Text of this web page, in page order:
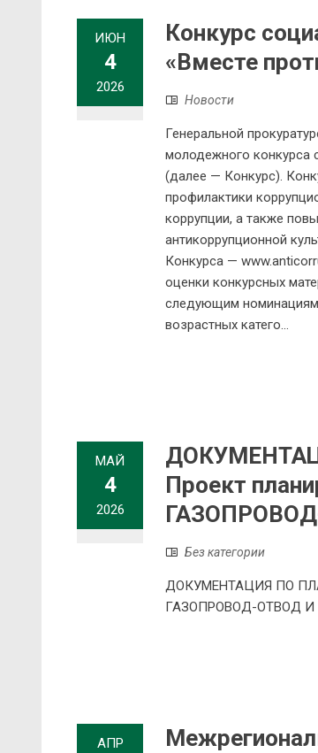
ИЮН
4
2026
Конкурс
«Вместе
Новости
Генеральной
молодежного конкурса
(далее — Конкурс).
профилактики
коррупции, а также
антикоррупционной
Конкурса —
оценки конкурсных
следующим номинациям:
возрастных катего...
МАЙ
4
2026
Проект
Без категории
ДОКУМЕНТАЦИЯ ПО
ГАЗОПРОВОД-ОТВОД
АПР